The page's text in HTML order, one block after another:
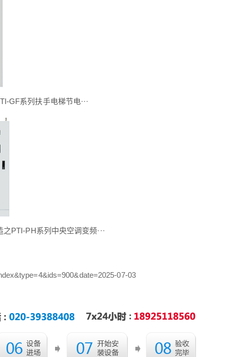
GF系列扶手电梯节电···
PTI-PH系列中央空调变频···
07-03